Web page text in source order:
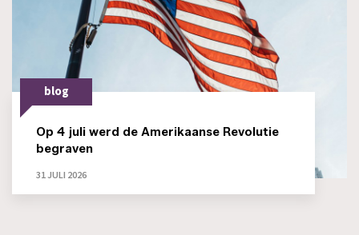
blog
Op 4 juli werd de Amerikaanse Revolutie
begraven
31 JULI 2026